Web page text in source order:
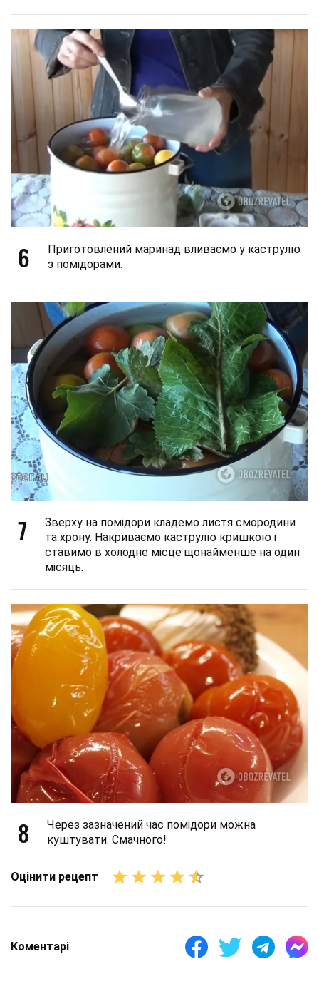
6
Приготовлений маринад вливаємо у каструлю
з помідорами.
7
Зверху на помідори кладемо листя смородини
та хрону. Накриваємо каструлю кришкою і
ставимо в холодне місце щонайменше на один
місяць.
8
Через зазначений час помідори можна
куштувати. Смачного!
Оцінити рецепт
Коментарі